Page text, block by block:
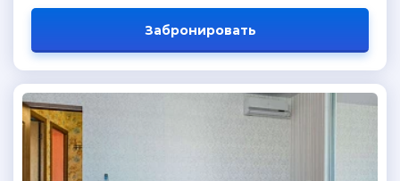
Забронировать